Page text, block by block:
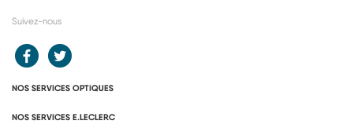
Suivez-nous
Redirection vers le compte Facebook E.Leclerc
NOS SERVICES OPTIQUES
NOS SERVICES E.LECLERC